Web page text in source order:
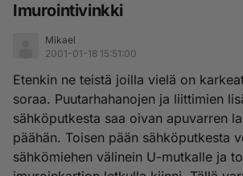
Imurointivinkki
Mikael
2001-01-18 15:51:00
Etenkin ne teistä joilla vielä on
soraa. Puutarhahanojen ja liittimien
sähköputkesta saa oivan apuvarren
päähän. Toisen pään sähköputkesta
sähkömiehen välinein U-mutkalle ja